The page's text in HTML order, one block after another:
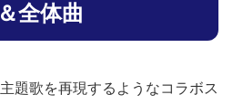
全体曲
題歌を再現するようなコラボス